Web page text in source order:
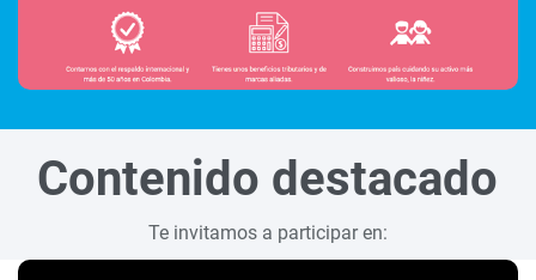
Contenido destacado
Te invitamos a participar en: